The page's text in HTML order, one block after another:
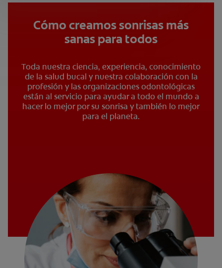
Cómo creamos sonrisas más
sanas para todos
Toda nuestra ciencia, experiencia, conocimiento
de la salud bucal y nuestra colaboración con la
profesión y las organizaciones odontológicas
están al servicio para ayudar a todo el mundo a
hacer lo mejor por su sonrisa y también lo mejor
para el planeta.